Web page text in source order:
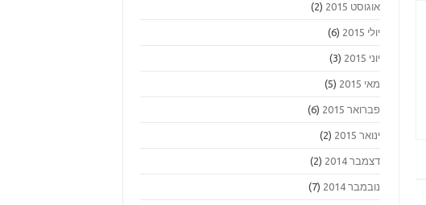
אוגוסט 2015 (2)
יולי 2015 (6)
יוני 2015 (3)
מאי 2015 (5)
פברואר 2015 (6)
ינואר 2015 (2)
דצמבר 2014 (2)
נובמבר 2014 (7)